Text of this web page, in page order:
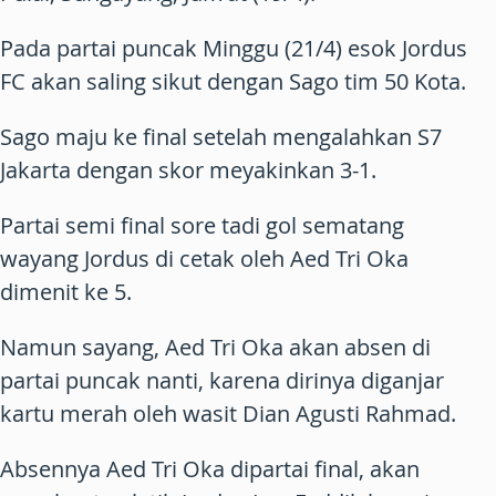
Pada partai puncak Minggu (21/4) esok Jordus
FC akan saling sikut dengan Sago tim 50 Kota.
Sago maju ke final setelah mengalahkan S7
Jakarta dengan skor meyakinkan 3-1.
Partai semi final sore tadi gol sematang
wayang Jordus di cetak oleh Aed Tri Oka
dimenit ke 5.
Namun sayang, Aed Tri Oka akan absen di
partai puncak nanti, karena dirinya diganjar
kartu merah oleh wasit Dian Agusti Rahmad.
Absennya Aed Tri Oka dipartai final, akan